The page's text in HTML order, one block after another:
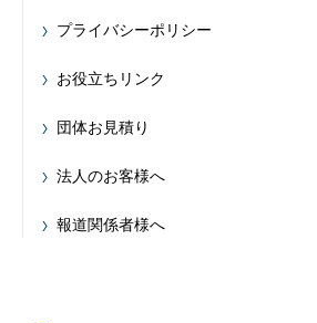
プライバシーポリシー
お役立ちリンク
団体お見積り
法人のお客様へ
報道関係者様へ